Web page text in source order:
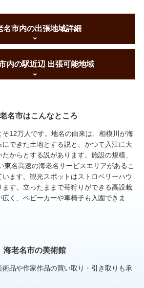
名市内の出張地域詳細
内の駅近辺 出張可能地域
名市はこんなところ
12万人です。地名の由来は、相模川が海
できた土地とする説と、かつて入江に大
からとする説があります。施設の規模、
東名高速の海老名サービスエリアがあるこ
ます。観光スポットはストロベリーハウ
ます。立ったままで苺狩りができる高設栽
く、ベビーカーや車椅子も入園できま
海老名市の美術館
品や作家作品の買い取り・引き取りも承